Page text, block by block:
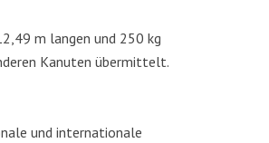
m langen und 250 kg
Kanuten übermittelt.
und internationale